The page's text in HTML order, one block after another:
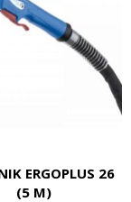
ERGOPLUS 26
(5 M)